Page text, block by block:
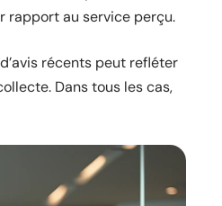
rapport au service perçu.
récents peut refléter
Dans tous les cas,